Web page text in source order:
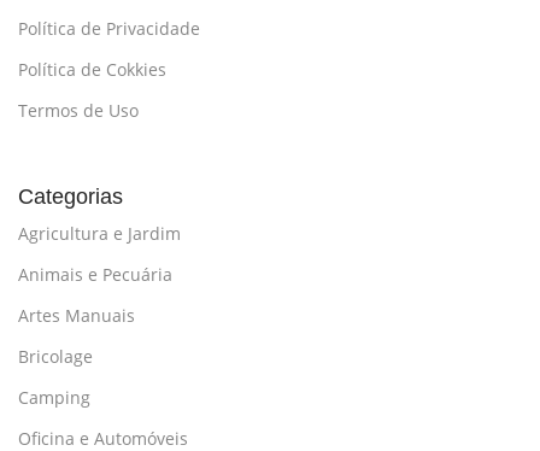
Política de Privacidade
Política de Cokkies
Termos de Uso
Categorias
Agricultura e Jardim
Animais e Pecuária
Artes Manuais
Bricolage
Camping
Oficina e Automóveis